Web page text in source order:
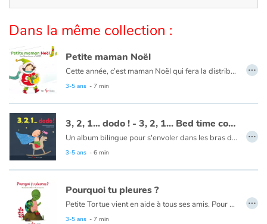
À l'école
Fêtes et évènements
Amour et amitié
Sujets de société
Émotions et sentiments
Catalogue anglais
Dans la même collection :
Petite maman Noël
Cette année, c’est maman Noël qui fera la distribution des cadeaux. Pour ça, il faut être bien prête et, surtout, bien habillée : les collants, les bas, la robe et le manteau… tous ces morceaux à enfiler, pour faire une belle tournée ! Mais attention de ne rien oublier !
3-5 ans - 7 min
…
3, 2, 1... dodo ! - 3, 2, 1... Bed time count down!
Un album bilingue pour s'envoler dans les bras de Morphée...
Se coucher ?
C’est facile et rigolo :
- 9 pas vers le pot
- 5 façons d’enfiler son pyjama
- 4 étoiles dans le ciel
3-5 ans - 6 min
…
Pourquoi tu pleures ?
Petite Tortue vient en aide à tous ses amis. Pour qu’ils cessent de pleurer, elle est prête à tout donner. Toutefois, elle apprend, un peu à ses dépens, qu’il faut parfois penser un peu à soi. C’est qu’elle est bien généreuse, cette amie !
3-5 ans - 7 min
…